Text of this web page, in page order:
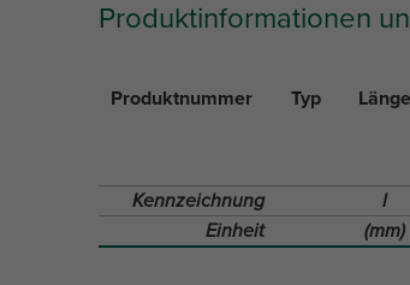
Produktinformationen
Produktnummer Typ Länge
Kennzeichnung l
Einheit
(mm)